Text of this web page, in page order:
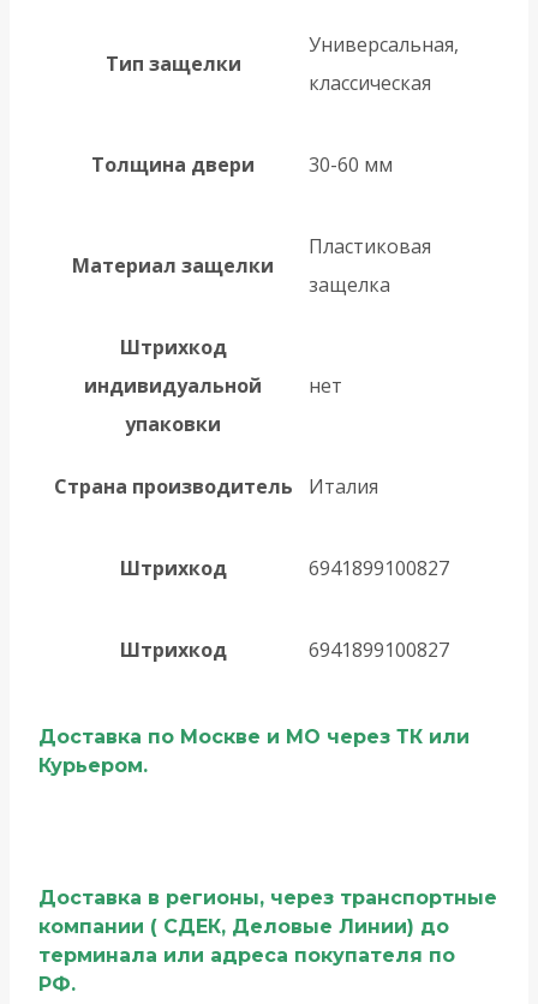
Тип защелки
Универсальная,
классическая
Толщина двери 30-60 мм
Материал защелки
Пластиковая
защелка
Штрихкод
индивидуальной
упаковки
нет
Страна производитель Италия
Штрихкод 6941899100827
Штрихкод 6941899100827
Доставка по Москве и МО через ТК или
Курьером.
Доставка в регионы, через транспортные
компании ( СДЕК, Деловые Линии) до
терминала или адреса покупателя по
РФ.